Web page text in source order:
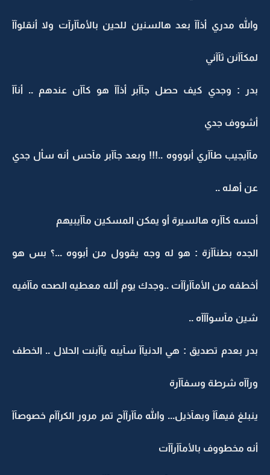
والله مدري أذآآ بعد هالسنين للحين بالأمآآرآت ولا أنقلوآآ
لمكآآنن ثآآني
بدر : وجدي كيف حصل جآآبر أذآآ هو كآآن عندهم .. أنآآ
أشووف جدي
مآآيجيب طآآري أبوووه ..!!! وبعد جآآبر مآحس أنه سأل جدي
عن أهله ..
أحسه كآآره هالسيرة أو يمكن المسكين مآآيبيهم
الجده بطنآآزة : هو له وجه يقوول من أبووه ...؟ بس هو
أخطفه من الأمآآرآآت ..وجدك يوم ألله معطيه الصحه مآآفيه
شين مآسوآآآه ..
بدر بعدم تصديق : هي الدنيآآ سآيبه يآآبنت الحلال .. الخطف
ورآآه شرطة وسفآآرة
ينبلغ فيهآآ وبهآذيل... والله مآآرآآح تمر مرور الكرآآم خصوصآآ
أنه مخطووف بالأمآآرآآت